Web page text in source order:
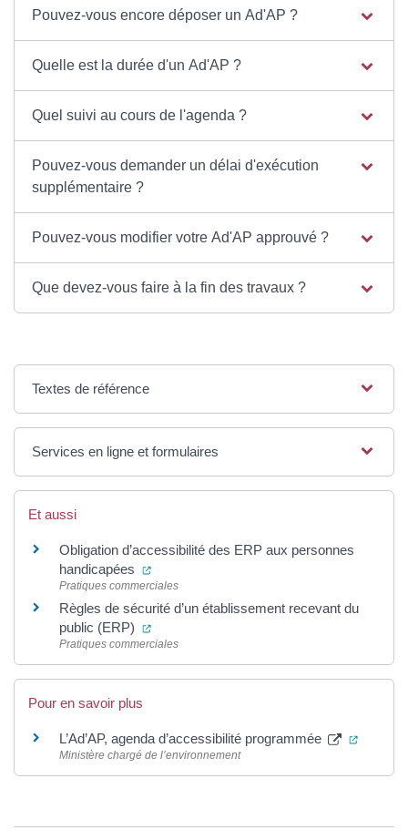
Pouvez-vous encore déposer un Ad'AP ?
Quelle est la durée d'un Ad'AP ?
Quel suivi au cours de l'agenda ?
Pouvez-vous demander un délai d'exécution
supplémentaire ?
Pouvez-vous modifier votre Ad'AP approuvé ?
Que devez-vous faire à la fin des travaux ?
Textes de référence
Services en ligne et formulaires
Et aussi
Obligation d’accessibilité des ERP aux personnes
handicapées
(ouverture dans un nouvel onglet)
Pratiques commerciales
Règles de sécurité d’un établissement recevant du
public (ERP)
(ouverture dans un nouvel onglet)
Pratiques commerciales
Pour en savoir plus
L’Ad’AP, agenda d’accessibilité programmée
Ministère chargé de l’environnement